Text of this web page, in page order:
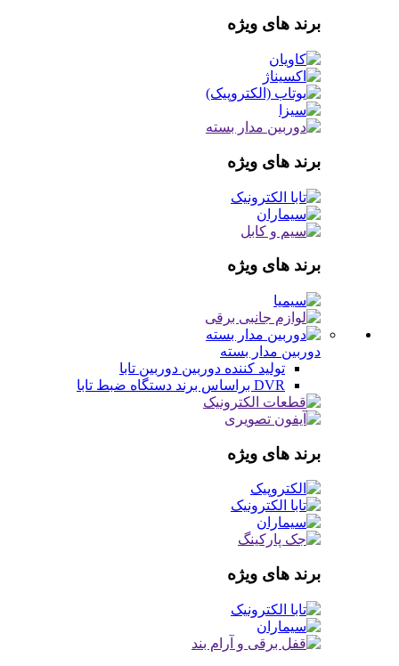
برند های ویژه
برند های ویژه
برند های ویژه
دوربین مدار بسته
تولید کننده دوربین دوربین تابا
DVR براساس برند
دستگاه ضبط تابا
برند های ویژه
برند های ویژه